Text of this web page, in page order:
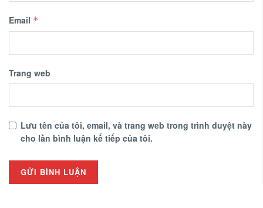
Email *
Trang web
Lưu tên của tôi, email, và trang web trong trình duyệt này
cho lần bình luận kế tiếp của tôi.